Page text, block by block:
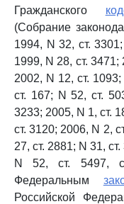
Гражданского
(Собрание
1994, N 32, ст.
1999, N 28, ст. 3471;
2002, N 12, ст.
ст. 167; N 52, ст.
3233; 2005, N 1, ст.
ст. 3120; 2006, N 2,
27, ст. 2881; N 31,
N 52, ст. 5497,
Федеральным
Российской